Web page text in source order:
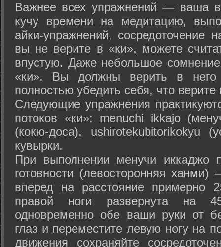
Важнее всех упражнений — ваша
кучу времени на медитацию,
айки-упражнений, сосредоточение
вы не верите в «ки», можете
впустую. Даже небольшое сомнение
«ки». Вы должны верить в
полностью убедить себя, что верите
Следующие упражнения
потоков «ки»: menuchi ikkajo
(кокю-доса), ushiro­tekubitori­kokyu
кувырки.
При выполнении менучи иккаджо
готовности (левосторонняя
вперед на расстояние примерно
правой ноги развернута на
одновременно обе ваши руки от
глаз и переместите левую ногу на
движения сохраняйте